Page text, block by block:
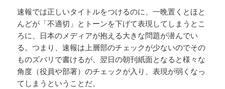
速報では正しいタイトルをつけるのに、一晩置くとほと
んどが「不適切」とトーンを下げて表現してしまうとこ
ろに、日本のメディアが抱える大きな問題が潜んでい
る。つまり、速報は上層部のチェックが少ないのでその
ものズバリで書けるが、翌日の朝刊紙面となると様々な
角度（役員や部署）のチェックが入り、表現が弱くなっ
てしまうということだ。